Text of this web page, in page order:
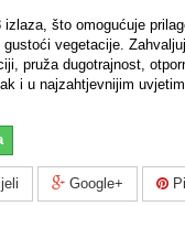
što omogućuje
vegetacije.
pruža dugotrajnost,
i u najzahtjevnijim
Google+